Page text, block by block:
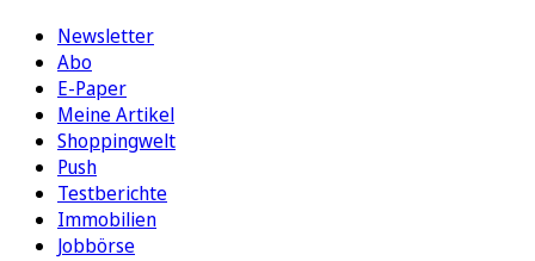
Newsletter
Abo
E-Paper
Meine Artikel
Shoppingwelt
Push
Testberichte
Immobilien
Jobbörse